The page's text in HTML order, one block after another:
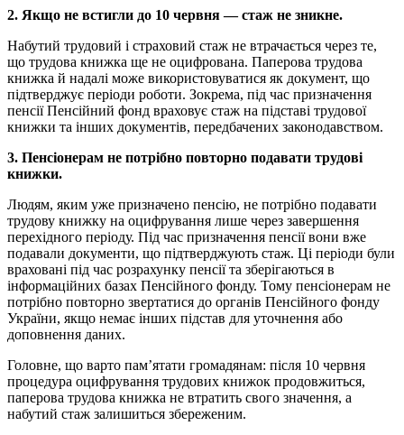
2. Якщо не встигли до 10 червня — стаж не зникне.
Набутий трудовий і страховий стаж не втрачається через те,
що трудова книжка ще не оцифрована. Паперова трудова
книжка й надалі може використовуватися як документ, що
підтверджує періоди роботи. Зокрема, під час призначення
пенсії Пенсійний фонд враховує стаж на підставі трудової
книжки та інших документів, передбачених законодавством.
3. Пенсіонерам не потрібно повторно подавати трудові
книжки.
Людям, яким уже призначено пенсію, не потрібно подавати
трудову книжку на оцифрування лише через завершення
перехідного періоду. Під час призначення пенсії вони вже
подавали документи, що підтверджують стаж. Ці періоди були
враховані під час розрахунку пенсії та зберігаються в
інформаційних базах Пенсійного фонду. Тому пенсіонерам не
потрібно повторно звертатися до органів Пенсійного фонду
України, якщо немає інших підстав для уточнення або
доповнення даних.
Головне, що варто пам’ятати громадянам: після 10 червня
процедура оцифрування трудових книжок продовжиться,
паперова трудова книжка не втратить свого значення, а
набутий стаж залишиться збереженим.